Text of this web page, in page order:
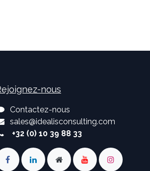
nous
Contactez-nous
sales@idealisconsulting.com
+32 (0) 10 39 88 33